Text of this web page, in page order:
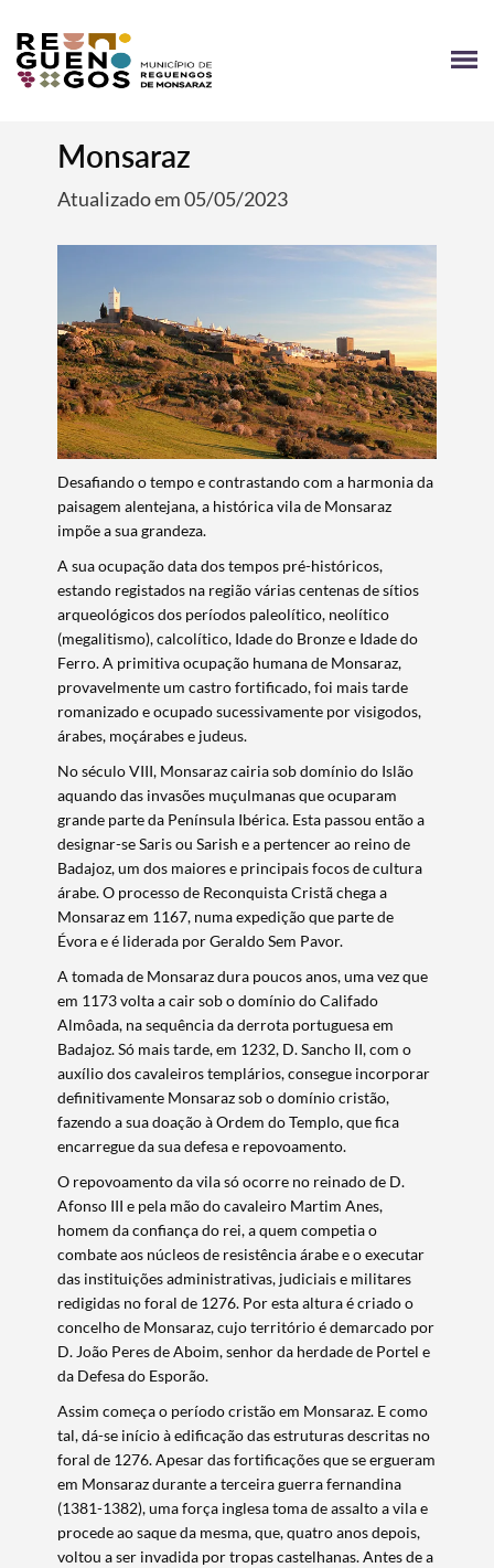
Monsaraz
Atualizado em 05/05/2023
Desafiando o tempo e contrastando com a harmonia da
paisagem alentejana, a histórica vila de Monsaraz
impõe a sua grandeza.
A sua ocupação data dos tempos pré-históricos,
estando registados na região várias centenas de sítios
arqueológicos dos períodos paleolítico, neolítico
(megalitismo), calcolítico, Idade do Bronze e Idade do
Ferro. A primitiva ocupação humana de Monsaraz,
provavelmente um castro fortificado, foi mais tarde
romanizado e ocupado sucessivamente por visigodos,
árabes, moçárabes e judeus.
No século VIII, Monsaraz cairia sob domínio do Islão
aquando das invasões muçulmanas que ocuparam
grande parte da Península Ibérica. Esta passou então a
designar-se Saris ou Sarish e a pertencer ao reino de
Badajoz, um dos maiores e principais focos de cultura
árabe. O processo de Reconquista Cristã chega a
Monsaraz em 1167, numa expedição que parte de
Évora e é liderada por Geraldo Sem Pavor.
A tomada de Monsaraz dura poucos anos, uma vez que
em 1173 volta a cair sob o domínio do Califado
Almôada, na sequência da derrota portuguesa em
Badajoz. Só mais tarde, em 1232, D. Sancho II, com o
auxílio dos cavaleiros templários, consegue incorporar
definitivamente Monsaraz sob o domínio cristão,
fazendo a sua doação à Ordem do Templo, que fica
encarregue da sua defesa e repovoamento.
O repovoamento da vila só ocorre no reinado de D.
Afonso III e pela mão do cavaleiro Martim Anes,
homem da confiança do rei, a quem competia o
combate aos núcleos de resistência árabe e o executar
das instituições administrativas, judiciais e militares
redigidas no foral de 1276. Por esta altura é criado o
concelho de Monsaraz, cujo território é demarcado por
D. João Peres de Aboim, senhor da herdade de Portel e
da Defesa do Esporão.
Assim começa o período cristão em Monsaraz. E como
tal, dá-se início à edificação das estruturas descritas no
foral de 1276. Apesar das fortificações que se ergueram
em Monsaraz durante a terceira guerra fernandina
(1381-1382), uma força inglesa toma de assalto a vila e
procede ao saque da mesma, que, quatro anos depois,
voltou a ser invadida por tropas castelhanas. Antes de a